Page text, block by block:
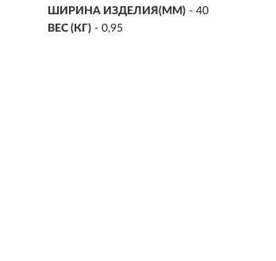
ШИРИНА ИЗДЕЛИЯ(ММ) - 40
ВЕС (КГ) - 0,95